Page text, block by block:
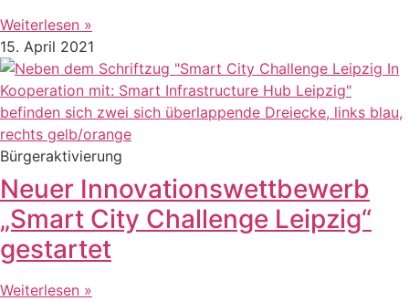
Weiterlesen »
15. April 2021
Bürgeraktivierung
Neuer Innovationswettbewerb
„Smart City Challenge Leipzig“
gestartet
Weiterlesen »